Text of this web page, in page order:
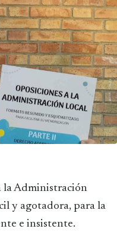
y agotadora, para la
e insistente.